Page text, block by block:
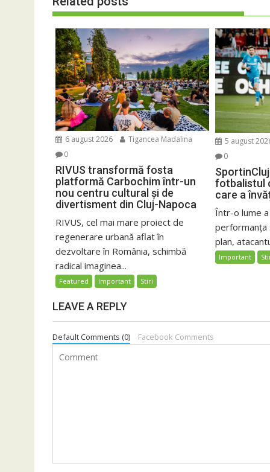
6 august 2026
Tigancea Madalina
0
RIVUS transformă fosta
platformă Carbochim într-un
nou centru cultural și de
divertisment din Cluj-Napoca
RIVUS, cel mai mare proiect de
regenerare urbană aflat în
dezvoltare în România, schimbă
radical imaginea...
Featured Important Stiri
5 august
0
fotbalistul
care a
Într-o lume
performanța
plan,
Important
LEAVE A REPLY
Default Comments (0) Facebook Comments